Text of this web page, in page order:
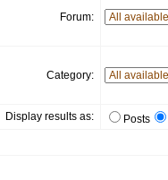
Forum:
Category:
Display results as: Posts